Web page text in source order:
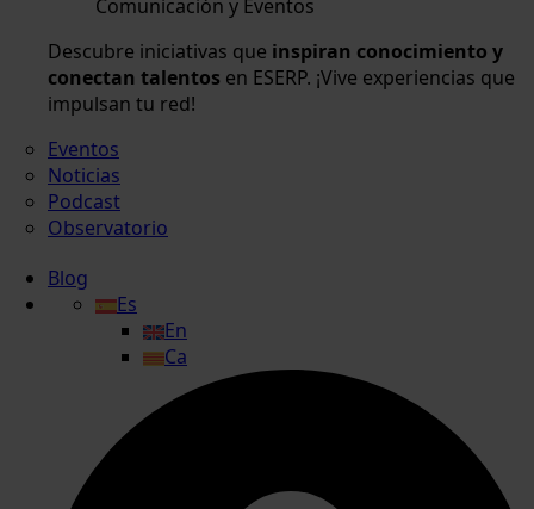
Comunicación y Eventos
Descubre iniciativas que inspiran conocimiento y
conectan talentos en ESERP. ¡Vive experiencias que
impulsan tu red!
Eventos
Noticias
Podcast
Observatorio
Blog
Es
En
Ca